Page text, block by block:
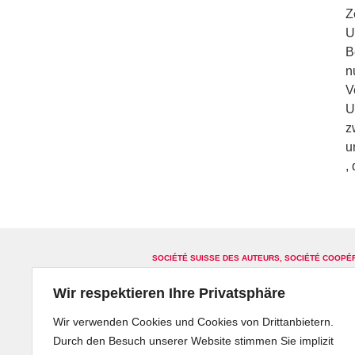
Wir respektieren Ihre Privatsphäre
Wir verwenden Cookies und Cookies von Drittanbietern.
Durch den Besuch unserer Website stimmen Sie implizit
,
SOCIÉTÉ SUISSE DES AUTEURS, SOCIÉTÉ
Glossar Sitemap Kontakt